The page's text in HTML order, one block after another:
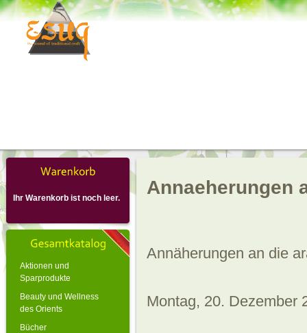
Ihr Warenkorb ist noch leer.
Aktionen und
Sparprodukte
Beauty und Wellness
des Orients
Bücher
Annaeherungen
Annäherungen an die
Montag, 20. Dezember